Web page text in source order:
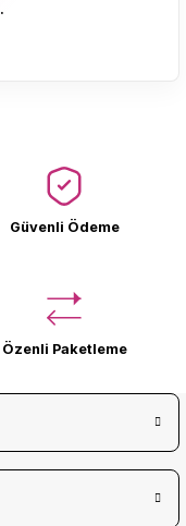
Güvenli Ödeme
Özenli Paketleme